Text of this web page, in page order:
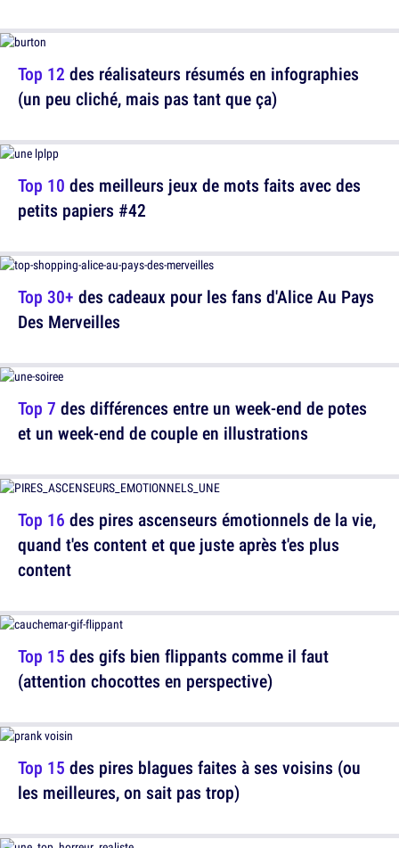
Top 12 des réalisateurs résumés en infographies
(un peu cliché, mais pas tant que ça)
Top 30+ des cadeaux pour les fans d'Alice Au Pays
Des Merveilles
Top 16 des pires ascenseurs émotionnels de la vie,
quand t'es content et que juste après t'es plus
content
Top 15 des pires blagues faites à ses voisins (ou
les meilleures, on sait pas trop)
Top 10 des meilleurs jeux de mots faits avec des
petits papiers #42
Top 7 des différences entre un week-end de potes
et un week-end de couple en illustrations
Top 15 des gifs bien flippants comme il faut
(attention chocottes en perspective)